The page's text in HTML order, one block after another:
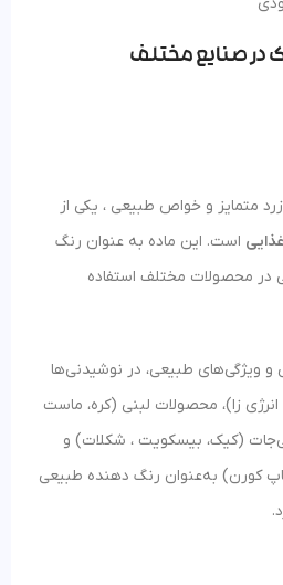
در صنایع مختلف
متمایز و خواص طبیعی ، یکی از
است. این ماده به‌ عنوان رنگ‌
در محصولات مختلف استفاده
و ویژگی‌های طبیعی، در نوشیدنی‌ها
زا)، محصولات لبنی (کره، ماست
(کیک، بیسکویت ، شکلات) و
کورن) به‌عنوان رنگ‌ دهنده طبیعی